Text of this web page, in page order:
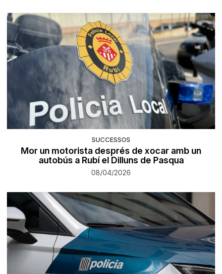
SUCCESSOS
Mor un motorista després de xocar amb un
autobús a Rubí el Dilluns de Pasqua
08/04/2026